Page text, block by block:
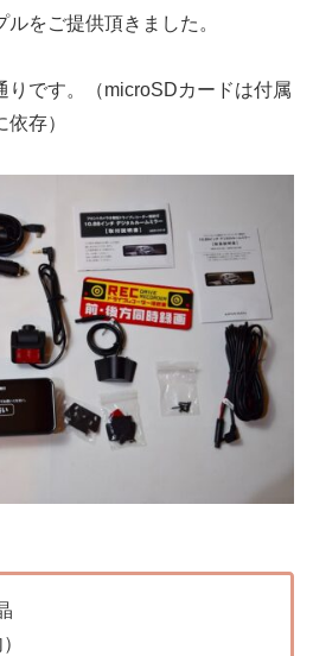
をご提供頂きました。
りです。（microSDカードは付属
存）